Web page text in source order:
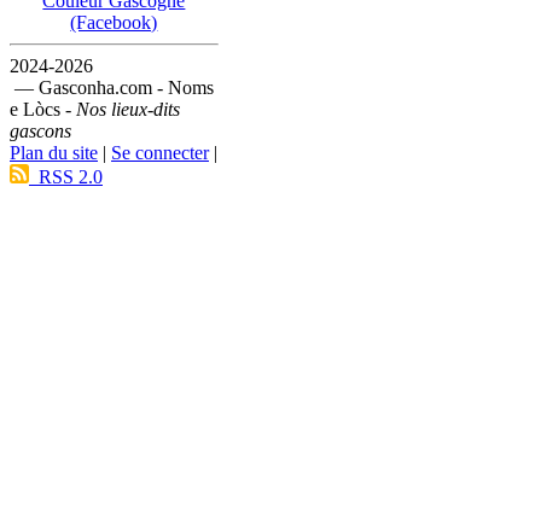
(Facebook)
2024-2026
— Gasconha.com - Noms
e Lòcs - Nos lieux-dits
gascons
Plan du site | Se connecter|
RSS 2.0